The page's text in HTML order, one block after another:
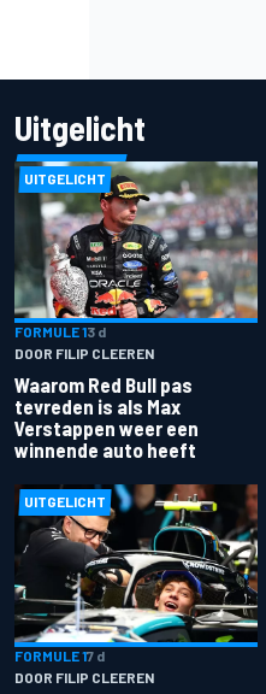
Uitgelicht
UITGELICHT
FORMULE 13 d
DOOR FILIP CLEEREN
Waarom Red Bull pas
tevreden is als Max
Verstappen weer een
winnende auto heeft
UITGELICHT
FORMULE 17 d
DOOR FILIP CLEEREN